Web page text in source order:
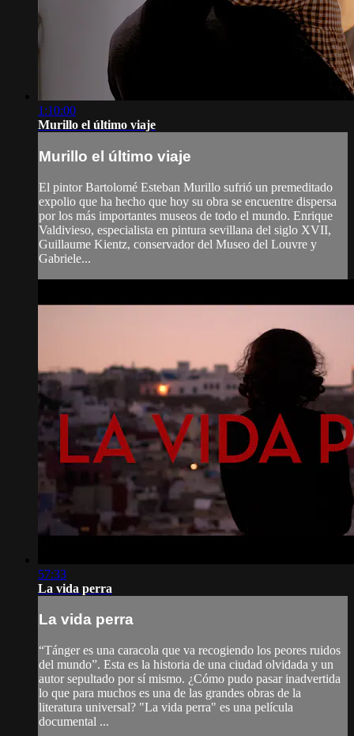
1:10:00
Murillo el último viaje
Murillo el último viaje
El pintor Bartolomé Esteban Murillo sufrió un premeditado
expolio que ha hecho que hoy su obra se encuentre dispersa
por los más importantes museos de todo el mundo. Enrique
Valdivieso, especialista en pintura sevillana del siglo XVII,
Guillaume Kientz, conservador del Museo del Louvre y
Gabriele...
57:33
La vida perra
La vida perra
“Tánger es una caracola que va recogiendo los peores ruidos
del mundo”. Esta es la historia de una ciudad olvidada y un
autor sepultado por sí mismo. ¿Cómo pudo pasar inadvertida
lo que para muchos es una de las grandes obras de la
literatura universal? "La vida perra" es una película
documental ...